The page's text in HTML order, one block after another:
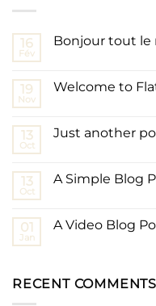
16
Fév
Bonjour tout le
19
Nov
Welcome to
13
Oct
Just another
13
Oct
A Simple Blog
01
Jan
A Video Blog
RECENT COMMENTS